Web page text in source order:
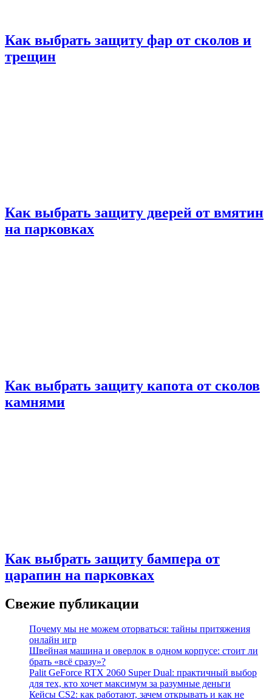
Как выбрать защиту фар от сколов и
трещин
Как выбрать защиту дверей от вмятин
на парковках
Как выбрать защиту капота от сколов
камнями
Как выбрать защиту бампера от
царапин на парковках
Свежие публикации
Почему мы не можем оторваться: тайны притяжения
онлайн игр
Швейная машина и оверлок в одном корпусе: стоит ли
брать «всё сразу»?
Palit GeForce RTX 2060 Super Dual: практичный выбор
для тех, кто хочет максимум за разумные деньги
Кейсы CS2: как работают, зачем открывать и как не